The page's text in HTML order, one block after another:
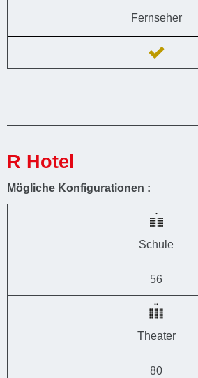
Fernseher
R Hotel
Mögliche Konfigurationen :
Schule
56
Theater
80